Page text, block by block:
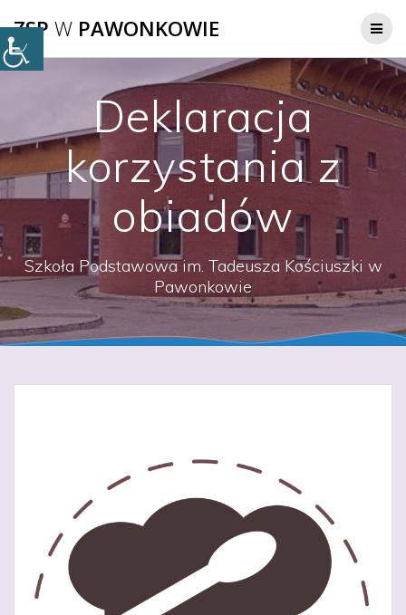
do
ZSP W PAWONKOWIE
Deklaracja
korzystania z
obiadów
Szkoła Podstawowa im. Tadeusza Kościuszki w
Pawonkowie